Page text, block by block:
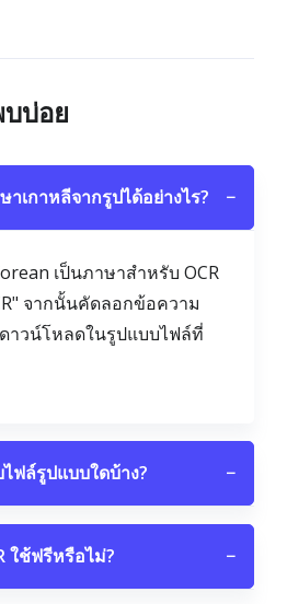
บ่อย
เกาหลีจากรูปได้อย่างไร? −
เป็นภาษาสำหรับ OCR
จากนั้นคัดลอกข้อความ
าวน์โหลดในรูปแบบไฟล์ที่
ฟล์รูปแบบใดบ้าง? −
ใช้ฟรีหรือไม่? −